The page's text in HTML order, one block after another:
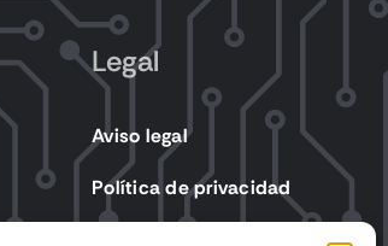
Legal
Aviso legal
Política de privacidad